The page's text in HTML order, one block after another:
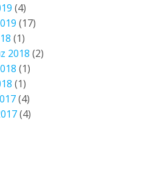
(4)
(17)
(1)
2018 (2)
(1)
(1)
(4)
(4)